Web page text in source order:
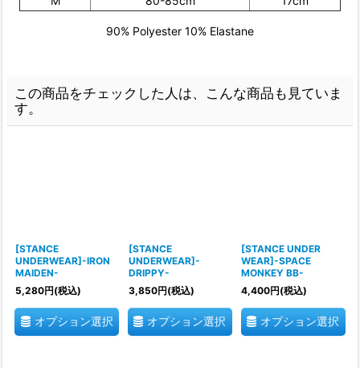
90% Polyester 10% Elastane
この商品をチェックした人は、こんな商品も見ていま
す。
[STANCE
UNDERWEAR]-IRON
MAIDEN-
5,280円(税込)
オプション選択
[STANCE
UNDERWEAR]-
DRIPPY-
3,850円(税込)
オプション選択
[STANCE UNDER
WEAR]-SPACE
MONKEY BB-
4,400円(税込)
オプション選択